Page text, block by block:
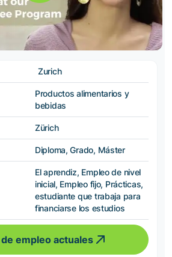
Zurich
Productos alimentarios y
bebidas
Zürich
Diploma, Grado, Máster
El aprendiz, Empleo de nivel
inicial, Empleo fijo, Prácticas,
estudiante que trabaja para
financiarse los estudios
empleo actuales